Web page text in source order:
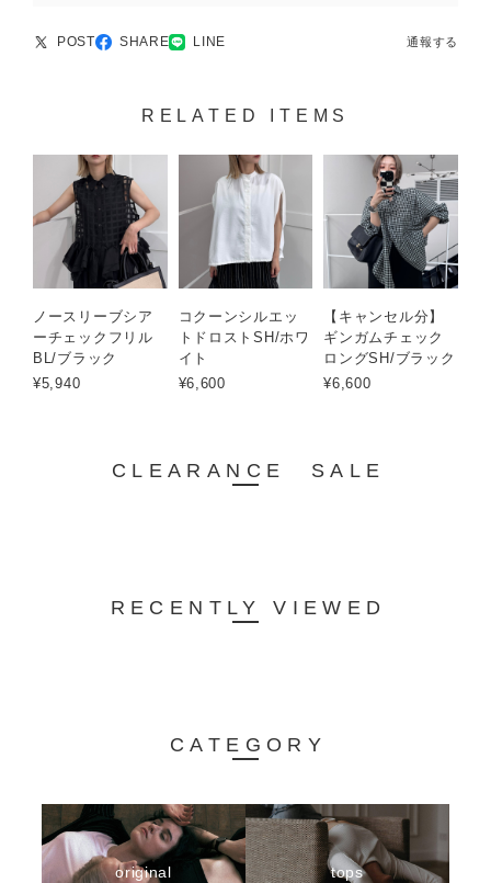
POST SHARE LINE 通報する
RELATED ITEMS
ノースリーブシア
ーチェックフリル
BL/ブラック
¥5,940
コクーンシルエッ
トドロストSH/ホワ
イト
¥6,600
【キャンセル分】
ギンガムチェック
ロングSH/ブラック
¥6,600
CLEARANCE SALE
RECENTLY VIEWED
CATEGORY
original tops